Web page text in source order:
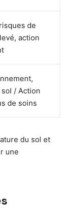
de
action
/ Action
de soins
du sol et
une